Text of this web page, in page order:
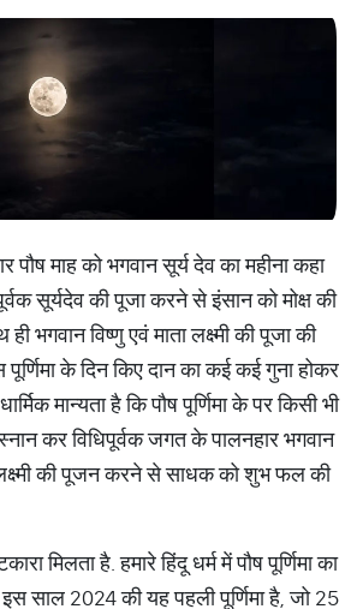
पौष माह को भगवान सूर्य देव का महीना कहा
सूर्यदेव की पूजा करने से इंसान को मोक्ष की
भगवान विष्णु एवं माता लक्ष्मी की पूजा की
पूर्णिमा के दिन किए दान का कई कई गुना होकर
मान्यता है कि पौष पूर्णिमा के पर किसी भी
स्नान कर विधिपूर्वक जगत के पालनहार भगवान
लक्ष्मी की पूजन करने से साधक को शुभ फल की
मिलता है. हमारे हिंदू धर्म में पौष पूर्णिमा का
इस साल 2024 की यह पहली पूर्णिमा है, जो 25